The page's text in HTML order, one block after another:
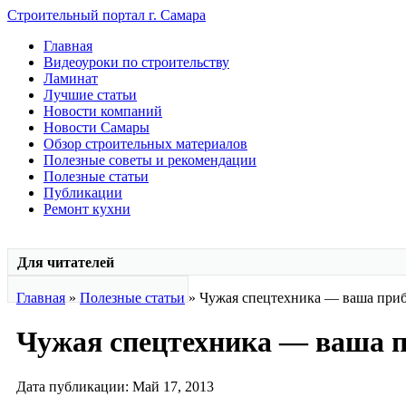
Строительный портал г. Самара
Главная
Видеоуроки по строительству
Ламинат
Лучшие статьи
Новости компаний
Новости Самары
Обзор строительных материалов
Полезные советы и рекомендации
Полезные статьи
Публикации
Ремонт кухни
Для читателей
Главная » Полезные статьи » Чужая спецтехника — ваша
Чужая спецтехника — ваша
Дата публикации: Май 17, 2013